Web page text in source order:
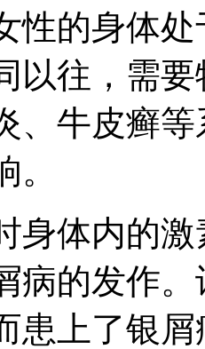
性的身体
以往，需
、牛皮癣
身体内的
病的发作
患上了银